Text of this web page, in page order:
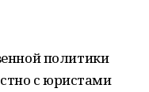
политики
с юристами